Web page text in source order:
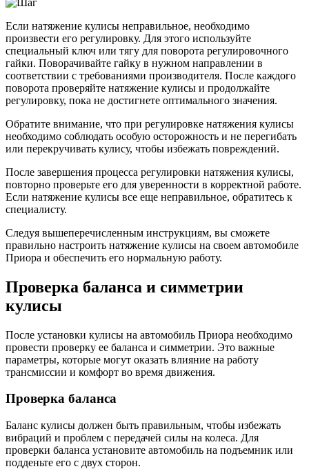
Если натяжение кулисы неправильное, необходимо
произвести его регулировку. Для этого используйте
специальный ключ или тягу для поворота регулировочного
гайки. Поворачивайте гайку в нужном направлении в
соответствии с требованиями производителя. После каждого
поворота проверяйте натяжение кулисы и продолжайте
регулировку, пока не достигнете оптимального значения.
Обратите внимание, что при регулировке натяжения кулисы
необходимо соблюдать особую осторожность и не перегибать
или перекручивать кулису, чтобы избежать повреждений.
После завершения процесса регулировки натяжения кулисы,
повторно проверьте его для уверенности в корректной работе.
Если натяжение кулисы все еще неправильное, обратитесь к
специалисту.
Следуя вышеперечисленным инструкциям, вы сможете
правильно настроить натяжение кулисы на своем автомобиле
Приора и обеспечить его нормальную работу.
Проверка баланса и симметрии
кулисы
После установки кулисы на автомобиль Приора необходимо
провести проверку ее баланса и симметрии. Это важные
параметры, которые могут оказать влияние на работу
трансмиссии и комфорт во время движения.
Проверка баланса
Баланс кулисы должен быть правильным, чтобы избежать
вибраций и проблем с передачей силы на колеса. Для
проверки баланса установите автомобиль на подъемник или
подденьте его с двух сторон.